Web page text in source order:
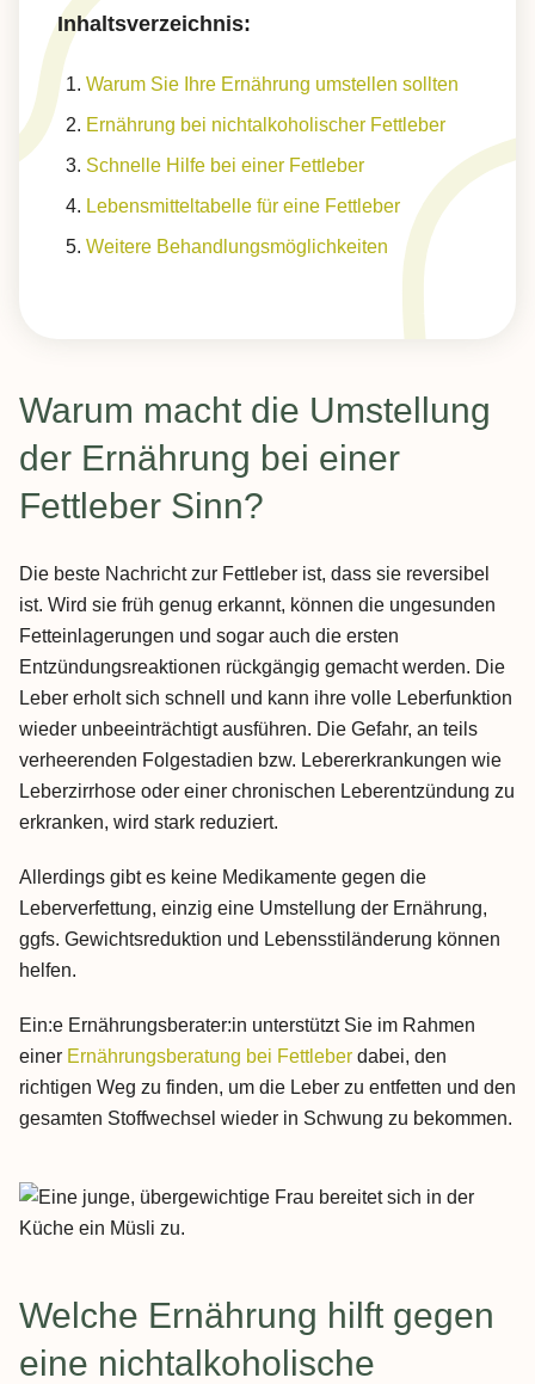
Inhaltsverzeichnis:
Warum Sie Ihre Ernährung umstellen sollten
Ernährung bei nichtalkoholischer Fettleber
Schnelle Hilfe bei einer Fettleber
Lebensmitteltabelle für eine Fettleber
Weitere Behandlungsmöglichkeiten
Warum macht die Umstellung
der Ernährung bei einer
Fettleber Sinn?
Die beste Nachricht zur Fettleber ist, dass sie reversibel
ist. Wird sie früh genug erkannt, können die ungesunden
Fetteinlagerungen und sogar auch die ersten
Entzündungsreaktionen rückgängig gemacht werden. Die
Leber erholt sich schnell und kann ihre volle Leberfunktion
wieder unbeeinträchtigt ausführen. Die Gefahr, an teils
verheerenden Folgestadien bzw. Lebererkrankungen wie
Leberzirrhose oder einer chronischen Leberentzündung zu
erkranken, wird stark reduziert.
Allerdings gibt es keine Medikamente gegen die
Leberverfettung, einzig eine Umstellung der Ernährung,
ggfs. Gewichtsreduktion und Lebensstiländerung können
helfen.
Ein:e Ernährungsberater:in unterstützt Sie im Rahmen
einer Ernährungsberatung bei Fettleber dabei, den
richtigen Weg zu finden, um die Leber zu entfetten und den
gesamten Stoffwechsel wieder in Schwung zu bekommen.
Welche Ernährung hilft gegen
eine nichtalkoholische